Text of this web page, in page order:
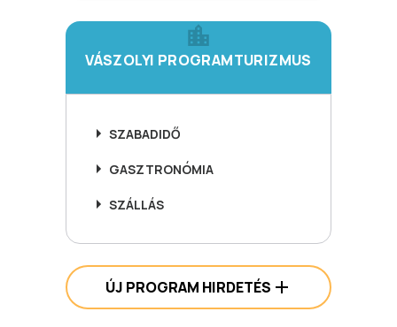
VÁSZOLYI PROGRAMTURIZMUS
SZABADIDŐ
GASZTRONÓMIA
SZÁLLÁS
ÚJ PROGRAM HIRDETÉS